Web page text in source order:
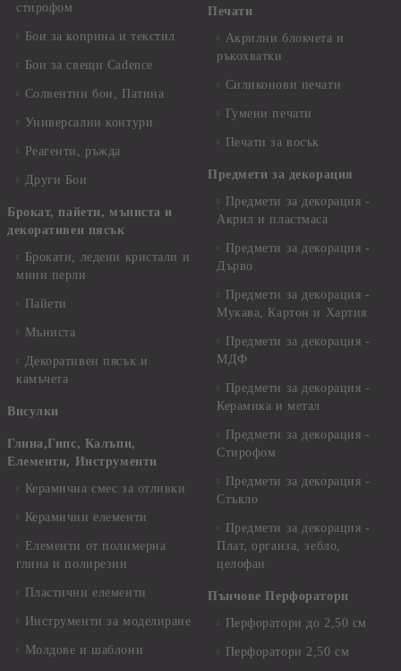
стирофом
Бои за коприна и текстил
Бои за свещи Cadence
Солвентни бои, Патина
Универсални контури
Реагенти, ръжда
Други Бои
Брокат, пайети, мъниста и
декоративен пясък
Брокати, ледени кристали и
мини перли
Пайети
Мъниста
Декоративен пясък и
камъчета
Висулки
Глина,Гипс, Калъпи,
Елементи, Инструменти
Керамична смес за отливки
Керамични елементи
Елементи от полимерна
глина и полирезин
Пластични елементи
Инструменти за моделиране
Молдове и шаблони
Печати
Акрилни блокчета и
ръкохватки
Силиконови печати
Гумени печати
Печати за восък
Предмети за декорация
Предмети за декорация -
Акрил и пластмаса
Предмети за декорация -
Дърво
Предмети за декорация -
Мукава, Картон и Хартия
Предмети за декорация -
МДФ
Предмети за декорация -
Керамика и метал
Предмети за декорация -
Стирофом
Предмети за декорация -
Стъкло
Предмети за декорация -
Плат, органза, зебло,
целофан
Пънчове Перфоратори
Перфоратори до 2,50 см
Перфоратори 2,50 см